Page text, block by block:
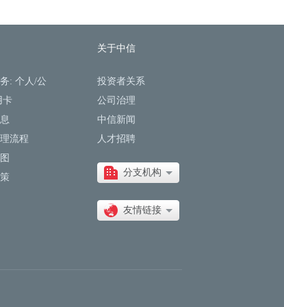
务:个人/公
卡
流程
关于中信
投资者关系
公司治理
中信新闻
人才招聘
分支机构
友情链接